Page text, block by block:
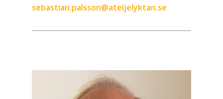
sebastian.palsson@ateljelyktan.se